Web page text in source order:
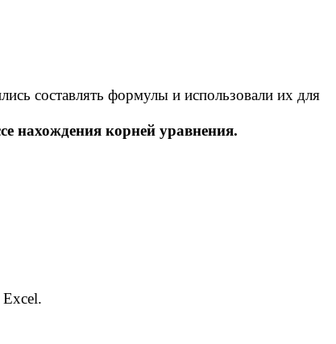
составлять формулы и использовали их для
нахождения корней уравнения.